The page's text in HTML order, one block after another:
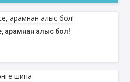
арамнан алыс бол!